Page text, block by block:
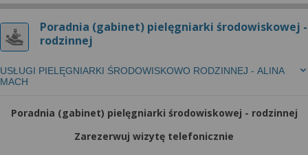
Poradnia (gabinet) pielęgniarki środowiskowej -
rodzinnej
USŁUGI PIELĘGNIARKI ŚRODOWISKOWO RODZINNEJ - ALINA
MACH
Poradnia (gabinet) pielęgniarki środowiskowej - rodzinnej
Zarezerwuj wizytę telefonicznie